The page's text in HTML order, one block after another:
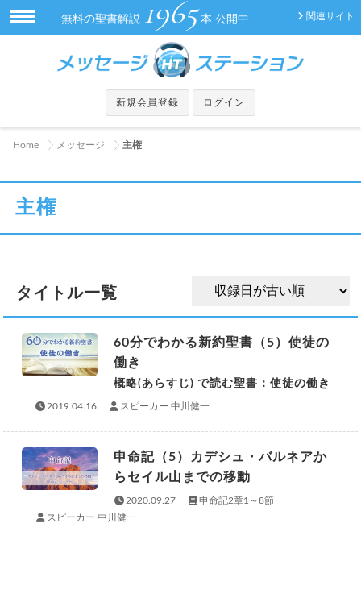
関連サイト
無料の聖書解説 1965 本 公開中
新規会員登録 ログイン
Home メッセージ 主権
主権
タイトル一覧
60分でわかる新約聖書（5）使徒の
働き
概略(あらすじ) で読む聖書：使徒の働き
2019.04.16 スピーカー 中川健一
申命記（5）カデシュ・バルネアか
らセイル山までの移動
2020.09.27
申命記2章1～8節
スピーカー 中川健一